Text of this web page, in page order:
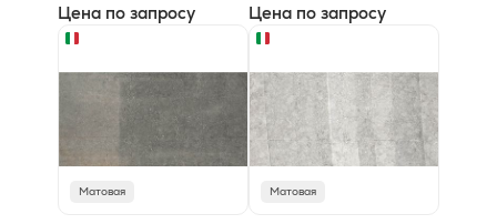
Цена по запросу Цена по запросу
Матовая Матовая